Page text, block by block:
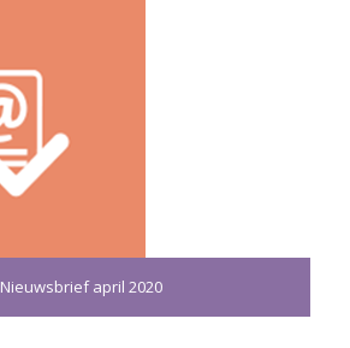
Nieuwsbrief april 2020